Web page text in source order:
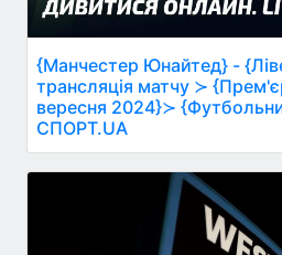
{Манчестер Юнайтед} -
трансляція матчу ≻
вересня 2024}≻
СПОРТ.UA